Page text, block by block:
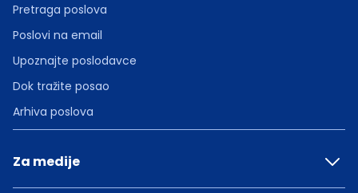
Pretraga poslova
Poslovi na email
Upoznajte poslodavce
Dok tražite posao
Arhiva poslova
Za medije